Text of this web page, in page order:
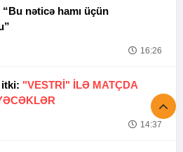
nəticə hamı üçün
16:26
itki: "VESTRİ" İLƏ MATÇDA
14:37